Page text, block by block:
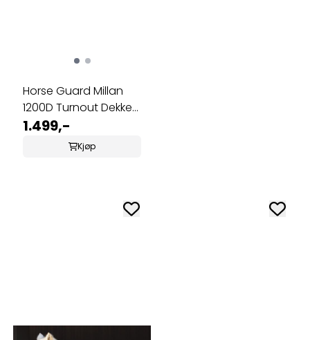
Horse Guard Millan
1200D Turnout Dekken
Avtagbar ...
1.499,-
Kjøp